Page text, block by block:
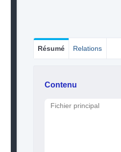
Résumé Relations
Contenu
Fichier principal